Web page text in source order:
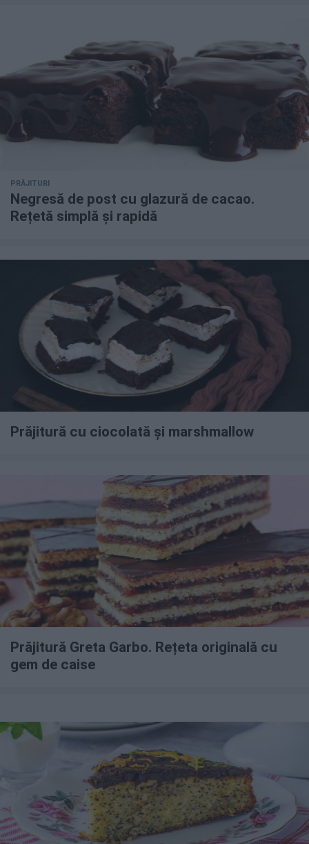
PRĂJITURI
Negresă de post cu glazură de cacao.
Rețetă simplă și rapidă
Prăjitură cu ciocolată și marshmallow
Prăjitură Greta Garbo. Rețeta originală cu
gem de caise